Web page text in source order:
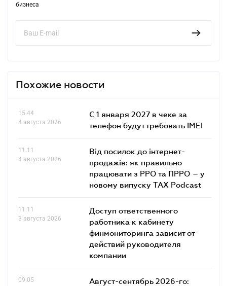
бизнеса
Похожие новости
15.44
4 августа 2026
С 1 января 2027 в чеке за
телефон будут требовать IMEI
11.11
4 августа 2026
Від посилок до інтернет-
продажів: як правильно
працювати з РРО та ПРРО – у
новому випуску TAX Podcast
11.11
3 августа 2026
Доступ ответственного
работника к кабинету
финмониторинга зависит от
действий руководителя
компании
09.05
Август-сентябрь 2026-го: